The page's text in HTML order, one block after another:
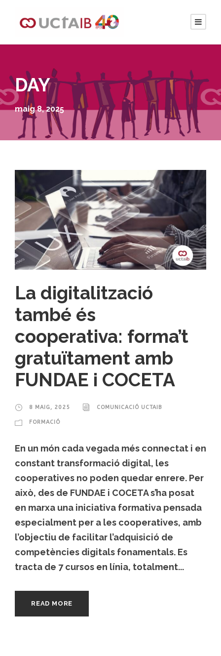
DAY
maig 8, 2025
La digitalització
també és
cooperativa: forma’t
gratuïtament amb
FUNDAE i COCETA
8 MAIG, 2025 COMUNICACIÓ UCTAIB
FORMACIÓ
En un món cada vegada més connectat i en
constant transformació digital, les
cooperatives no poden quedar enrere. Per
això, des de FUNDAE i COCETA s’ha posat
en marxa una iniciativa formativa pensada
especialment per a les cooperatives, amb
l’objectiu de facilitar l’adquisició de
competències digitals fonamentals. Es
tracta de 7 cursos en línia, totalment...
READ MORE